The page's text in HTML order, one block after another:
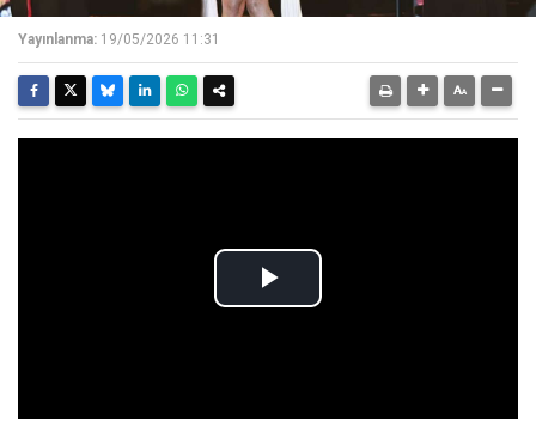
Yayınlanma: 19/05/2026 11:31